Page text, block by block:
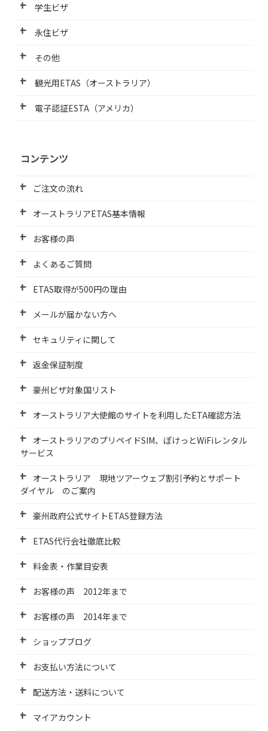
学生ビザ
永住ビザ
その他
観光用ETAS（オーストラリア）
電子認証ESTA（アメリカ）
コンテンツ
ご注文の流れ
オーストラリアETAS基本情報
お客様の声
よくあるご質問
ETAS取得が500円の理由
メールが届かない方へ
セキュリティに関して
返金保証制度
豪州ビザ対象国リスト
オーストラリア大使館のサイトを利用したETA確認方法
オーストラリアのプリペイドSIM、ぽけっとWiFiレンタル
サービス
オーストラリア 現地ツアーウェブ割引予約とサポート
ダイヤル のご案内
豪州政府公式サイトETAS登録方法
ETAS代行会社徹底比較
料金表・作業目安表
お客様の声 2012年まで
お客様の声 2014年まで
ショップブログ
お支払い方法について
配送方法・送料について
マイアカウント